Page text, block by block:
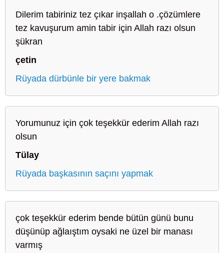
Dilerim tabiriniz tez çıkar inşallah o .çözümlere
tez kavuşurum amin tabir için Allah razı olsun
şükran
çetin
Rüyada dürbünle bir yere bakmak
Yorumunuz için çok teşekkür ederim Allah razı
olsun
Tülay
Rüyada başkasının saçını yapmak
çok teşekkür ederim bende bütün günü bunu
düşünüp ağlaıştım oysaki ne üzel bir manası
varmış